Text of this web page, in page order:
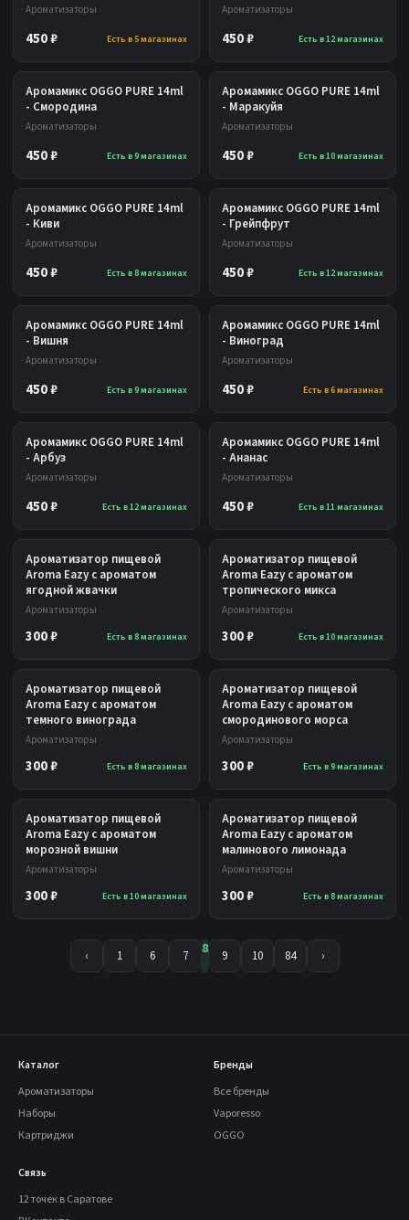
Ароматизаторы
450 ₽ Есть в 5 магазинах
Ароматизаторы
450 ₽ Есть в 12 магазинах
Аромамикс OGGO PURE 14ml
- Смородина
Ароматизаторы
450 ₽ Есть в 9 магазинах
Аромамикс OGGO PURE 14ml
- Маракуйя
Ароматизаторы
450 ₽ Есть в 10 магазинах
Аромамикс OGGO PURE 14ml
- Киви
Ароматизаторы
450 ₽ Есть в 8 магазинах
Аромамикс OGGO PURE 14ml
- Грейпфрут
Ароматизаторы
450 ₽ Есть в 12 магазинах
Аромамикс OGGO PURE 14ml
- Вишня
Ароматизаторы
450 ₽ Есть в 9 магазинах
Аромамикс OGGO PURE 14ml
- Виноград
Ароматизаторы
450 ₽ Есть в 6 магазинах
Аромамикс OGGO PURE 14ml
- Арбуз
Ароматизаторы
450 ₽ Есть в 12 магазинах
Аромамикс OGGO PURE 14ml
- Ананас
Ароматизаторы
450 ₽ Есть в 11 магазинах
Ароматизатор пищевой
Aroma Eazy с ароматом
ягодной жвачки
Ароматизаторы
300 ₽ Есть в 8 магазинах
Ароматизатор пищевой
Aroma Eazy с ароматом
тропического микса
Ароматизаторы
300 ₽ Есть в 10 магазинах
Ароматизатор пищевой
Aroma Eazy с ароматом
темного винограда
Ароматизаторы
300 ₽ Есть в 8 магазинах
Ароматизатор пищевой
Aroma Eazy с ароматом
смородинового морса
Ароматизаторы
300 ₽ Есть в 9 магазинах
Ароматизатор пищевой
Aroma Eazy с ароматом
морозной вишни
Ароматизаторы
300 ₽ Есть в 10 магазинах
Ароматизатор пищевой
Aroma Eazy с ароматом
малинового лимонада
Ароматизаторы
300 ₽ Есть в 8 магазинах
‹ 1 6 7 8 9 10 84 ›
Каталог
Ароматизаторы
Наборы
Картриджи
Бренды
Все бренды
Vaporesso
OGGO
Связь
12 точек в Саратове